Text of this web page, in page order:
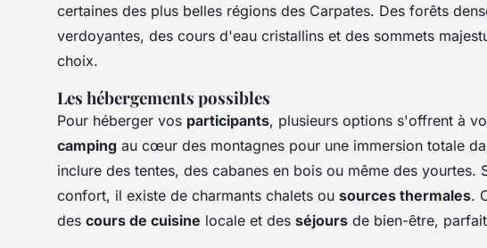
certaines des plus belles régions des Carpates. Des forêts
verdoyantes, des cours d'eau cristallins et des sommets
choix.
Les hébergements possibles
Pour héberger vos participants, plusieurs options s'offrent à
camping au cœur des montagnes pour une immersion totale
inclure des tentes, des cabanes en bois ou même des yourtes.
confort, il existe de charmants chalets ou sources thermales.
des cours de cuisine locale et des séjours de bien-être,